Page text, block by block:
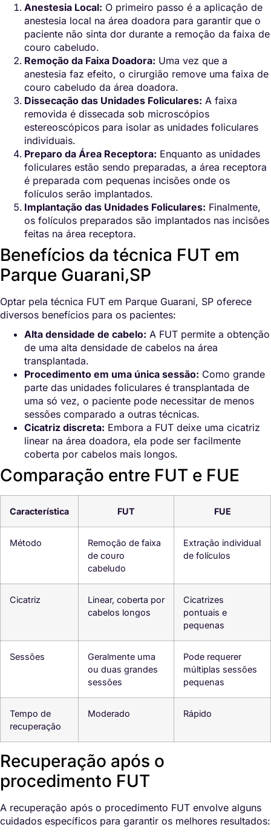
Anestesia Local: O primeiro passo é a aplicação de
anestesia local na área doadora para garantir que o
paciente não sinta dor durante a remoção da faixa de
couro cabeludo.
Remoção da Faixa Doadora: Uma vez que a
anestesia faz efeito, o cirurgião remove uma faixa de
couro cabeludo da área doadora.
Dissecação das Unidades Foliculares: A faixa
removida é dissecada sob microscópios
estereoscópicos para isolar as unidades foliculares
individuais.
Preparo da Área Receptora: Enquanto as unidades
foliculares estão sendo preparadas, a área receptora
é preparada com pequenas incisões onde os
folículos serão implantados.
Implantação das Unidades Foliculares: Finalmente,
os folículos preparados são implantados nas incisões
feitas na área receptora.
Benefícios da técnica FUT em
Parque Guarani,SP
Optar pela técnica FUT em Parque Guarani, SP oferece
diversos benefícios para os pacientes:
Alta densidade de cabelo: A FUT permite a obtenção
de uma alta densidade de cabelos na área
transplantada.
Procedimento em uma única sessão: Como grande
parte das unidades foliculares é transplantada de
uma só vez, o paciente pode necessitar de menos
sessões comparado a outras técnicas.
Cicatriz discreta: Embora a FUT deixe uma cicatriz
linear na área doadora, ela pode ser facilmente
coberta por cabelos mais longos.
Comparação entre FUT e FUE
Característica FUT FUE
Método
Remoção de faixa
de couro
cabeludo
Extração individual
de folículos
Cicatriz
Linear, coberta por
cabelos longos
Cicatrizes
pontuais e
pequenas
Sessões
Geralmente uma
ou duas grandes
sessões
Pode requerer
múltiplas sessões
pequenas
Tempo de
recuperação
Moderado Rápido
Recuperação após o
procedimento FUT
A recuperação após o procedimento FUT envolve alguns
cuidados específicos para garantir os melhores resultados: